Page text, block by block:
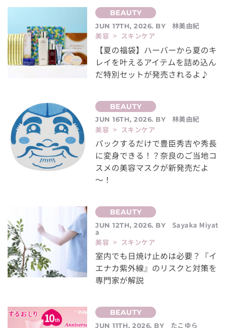
JUN 17TH, 2026. BY
林美由紀
美容 > スキンケア
【夏の福袋】ハーバーから夏のキ
レイを叶えるアイテムを詰め込ん
だ特別セットが発売されるよ♪
JUN 16TH, 2026. BY
林美由紀
美容 > スキンケア
パックするだけで豊臣秀吉や秀長
に変身できる！？奈良のご当地コ
スメの美容マスクが新発売だよ
～！
JUN 12TH, 2026. BY Sayaka Miyat
a
美容 > スキンケア
室内でも日焼け止めは必要？『イ
エナカ紫外線』のリスクと対策を
専門家が解説
JUN 11TH, 2026. BY
たこゆら